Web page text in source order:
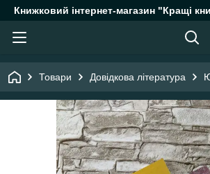
Книжковий інтернет-магазин "Кращі
Товари Довідкова література